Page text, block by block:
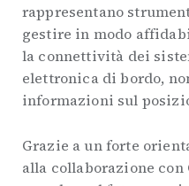
rappresentano
gestire in modo
la connettività dei
elettronica di bordo,
informazioni sul
Grazie a un forte
alla collaborazione con